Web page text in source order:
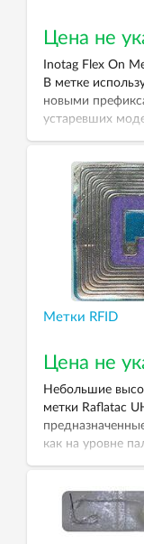
Цена не
Inotag Flex On
В метке
новыми
устаревших
понадобится
драйверов и
программного
Метки RFID
Цена не
Небольшие
метки Raflatac
как на уровне
МГц. Протокол
считывателем и
EPC Class 1 Gen